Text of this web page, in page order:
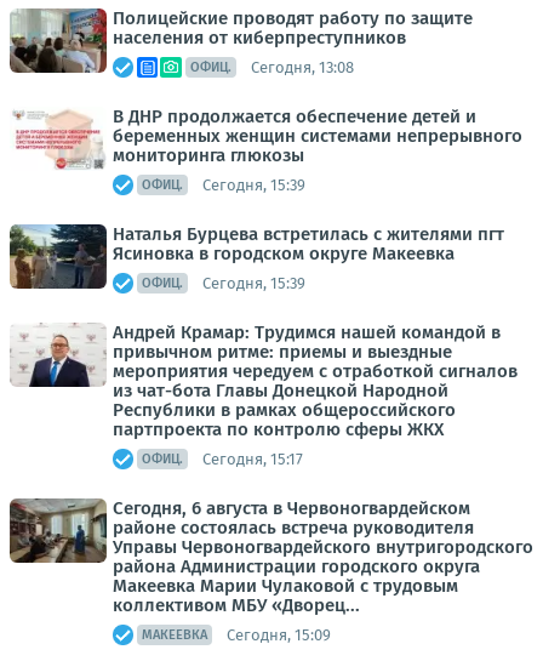
Полицейские проводят работу по защите
населения от киберпреступников
ОФИЦ. Сегодня, 13:08
В ДНР продолжается обеспечение детей и
беременных женщин системами непрерывного
мониторинга глюкозы
ОФИЦ. Сегодня, 15:39
Наталья Бурцева встретилась с жителями пгт
Ясиновка в городском округе Макеевка
ОФИЦ. Сегодня, 15:39
Андрей Крамар: Трудимся нашей командой в
привычном ритме: приемы и выездные
мероприятия чередуем с отработкой сигналов
из чат-бота Главы Донецкой Народной
Республики в рамках общероссийского
партпроекта по контролю сферы ЖКХ
ОФИЦ. Сегодня, 15:17
Сегодня, 6 августа в Червоногвардейском
районе состоялась встреча руководителя
Управы Червоногвардейского внутригородского
района Администрации городского округа
Макеевка Марии Чулаковой с трудовым
коллективом МБУ «Дворец...
МАКЕЕВКА Сегодня, 15:09